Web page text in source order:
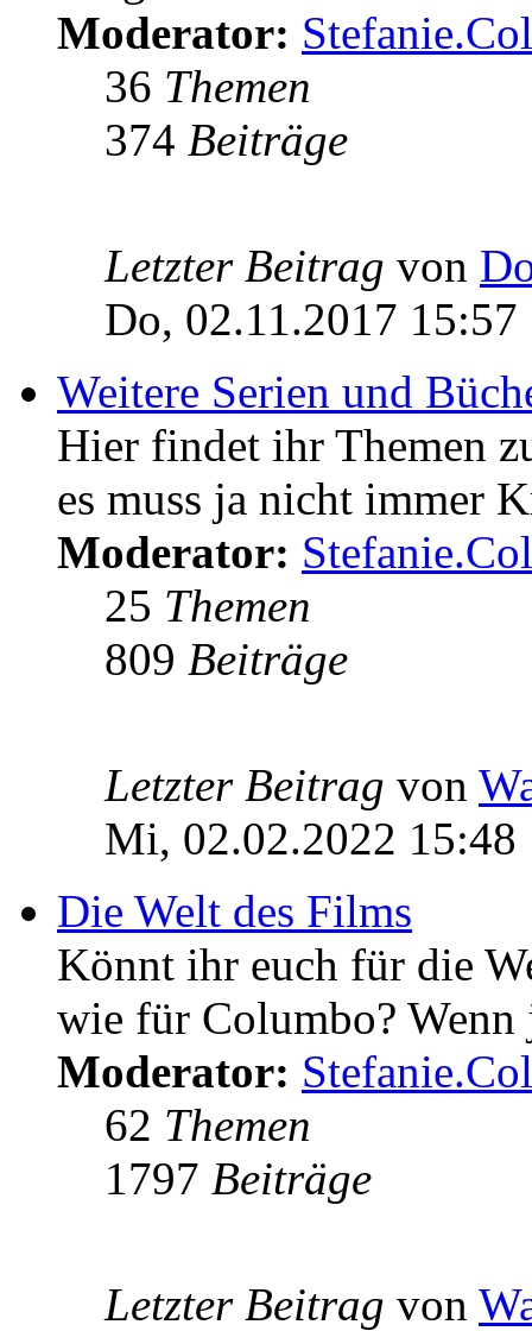
Moderator:
36 Themen
374 Beiträge
Letzter Beitrag von
Do, 02.11.2017 15:57
Weitere Serien und
Hier findet ihr Themen
es muss ja nicht immer
Moderator:
25 Themen
809 Beiträge
Letzter Beitrag von
Mi, 02.02.2022 15:48
Die Welt des Films
Könnt ihr euch für die
wie für Columbo?
Moderator:
62 Themen
1797 Beiträge
Letzter Beitrag von